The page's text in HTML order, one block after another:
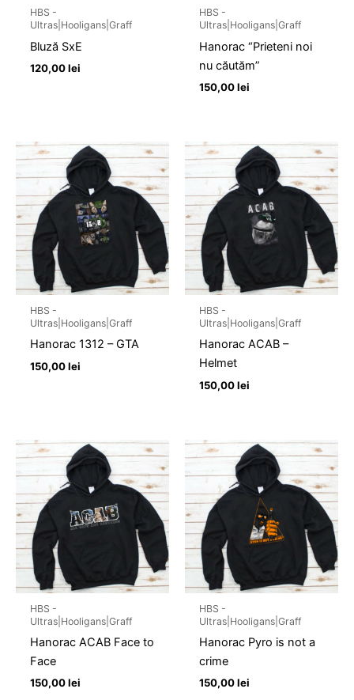
HBS -
Ultras|Hooligans|Graff
Bluză SxE
120,00lei
HBS -
Ultras|Hooligans|Graff
Hanorac “Prieteni noi
nu căutăm”
150,00lei
HBS -
Ultras|Hooligans|Graff
Hanorac 1312 – GTA
150,00lei
HBS -
Ultras|Hooligans|Graff
Hanorac ACAB –
Helmet
150,00lei
HBS -
Ultras|Hooligans|Graff
Hanorac ACAB Face to
Face
150,00lei
HBS -
Ultras|Hooligans|Graff
Hanorac Pyro is not a
crime
150,00lei